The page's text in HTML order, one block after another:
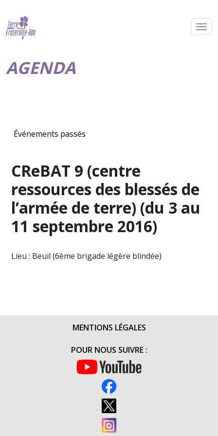
AGENDA
Événements passés
CReBAT 9 (centre
ressources des blessés de
l’armée de terre) (du 3 au
11 septembre 2016)
Lieu : Beuil (6ème brigade légère blindée)
MENTIONS LÉGALES
POUR NOUS SUIVRE :